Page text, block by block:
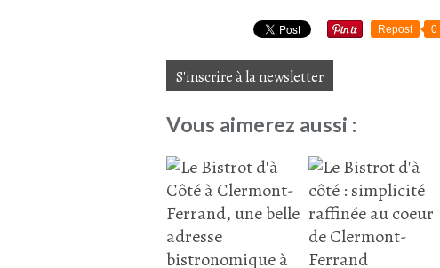
Repost 0
S'inscrire à la newsletter
Vous aimerez aussi :